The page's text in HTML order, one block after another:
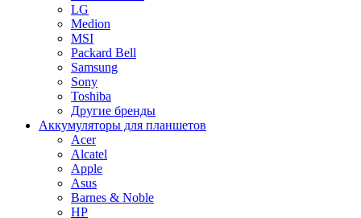
LG
Medion
MSI
Packard Bell
Samsung
Sony
Toshiba
Другие бренды
Аккумуляторы для планшетов
Acer
Alcatel
Apple
Asus
Barnes & Noble
HP